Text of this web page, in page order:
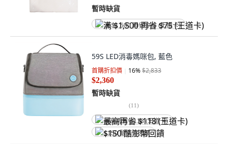
暫時缺貨
满 $1,500 再省 $75 (王道卡)
59S LED消毒媽咪包, 藍色
首購折扣價 16%$2,833
$2,360
暫時缺貨
(11)
最高再省 $118 (王道卡)
$150 酷澎幣回饋